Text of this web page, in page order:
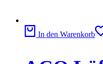
In den Warenkorb